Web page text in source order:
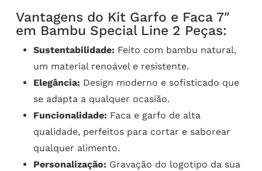
Vantagens do Kit Garfo e Faca 7″
em Bambu Special Line 2 Peças:
Sustentabilidade: Feito com bambu natural,
um material renoável e resistente.
Elegância: Design moderno e sofisticado que
se adapta a qualquer ocasião.
Funcionalidade: Faca e garfo de alta
qualidade, perfeitos para cortar e saborear
qualquer alimento.
Personalização: Gravação do logotipo da sua